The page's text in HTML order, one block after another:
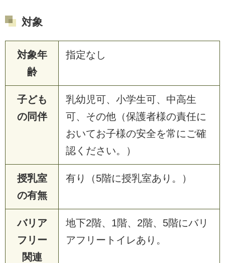
対象
対象年
齢
指定なし
子ども
の同伴
乳幼児可、小学生可、中高生
可、その他（保護者様の責任に
おいてお子様の安全を常にご確
認ください。）
授乳室
の有無
有り（5階に授乳室あり。）
バリア
フリー
関連
地下2階、1階、2階、5階にバリ
アフリートイレあり。